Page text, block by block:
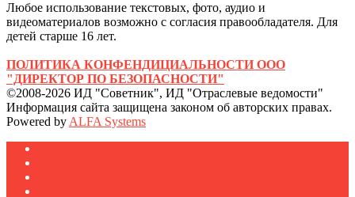
Любое использование текстовых, фото, аудио и
видеоматериалов возможно с согласия правообладателя. Для
детей старше 16 лет.
ПОЛИТИКА КОНФЕНДИЦИАЛЬНОСТИ ООО
"ДИРЕКТОР ПО БЕЗОПАСНОСТИ"
©2008-2026 ИД "Советник", ИД "Отраслевые ведомости"
Информация сайта защищена законом об авторских правах.
Powered by ALFA Systems